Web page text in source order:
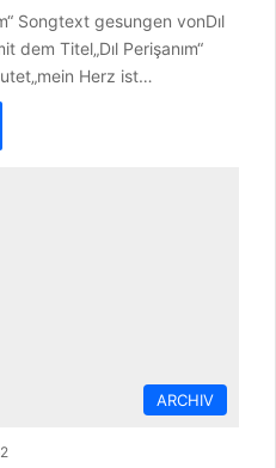
Songtext gesungen vonDıl
dem Titel„Dıl Perişanım“
Herz ist…
ARCHIV